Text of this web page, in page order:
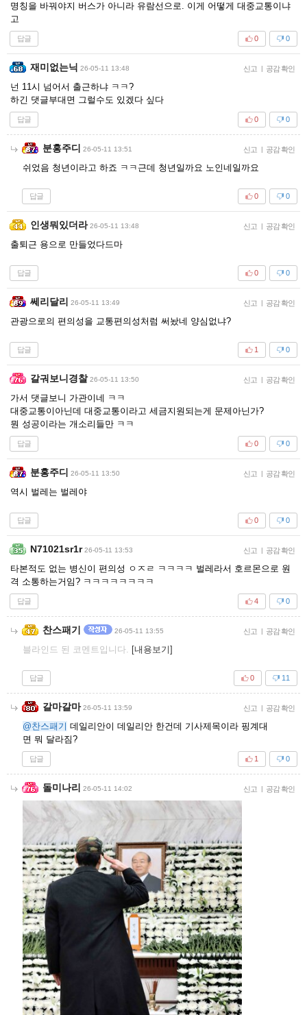
명칭을 바꿔야지 버스가 아니라 유람선으로. 이게 어떻게 대중교통이냐
고
답글 0
0
재미없는닉 26-05-11 13:48 신고 | 공감 확인
넌 11시 넘어서 출근하냐 ㅋㅋ?
하긴 댓글부대면 그럴수도 있겠다 싶다
답글 0
0
분홍주디 26-05-11 13:51 신고 | 공감 확인
쉬었음 청년이라고 하죠 ㅋㅋ근데 청년일까요 노인네일까요
답글 0
0
인생뭐있더라 26-05-11 13:48 신고 | 공감 확인
출퇴근 용으로 만들었다드마
답글 0
0
쎄리달리 26-05-11 13:49 신고 | 공감 확인
관광으로의 편의성을 교통편의성처럼 써놨네 양심없냐?
답글 0
1
갈궈보니경찰 26-05-11 13:50 신고 | 공감 확인
가서 댓글보니 가관이네 ㅋㅋ
대중교통이아닌데 대중교통이라고 세금지원되는게 문제아닌가?
뭔 성공이라는 개소리들만 ㅋㅋ
답글 0
0
분홍주디 26-05-11 13:50 신고 | 공감 확인
역시 벌레는 벌레야
답글 0
0
N71021sr1r 26-05-11 13:53 신고 | 공감 확인
타본적도 없는 병신이 편의성 ㅇㅈㄹ ㅋㅋㅋㅋ 벌레라서 호르몬으로 원
격 소통하는거임? ㅋㅋㅋㅋㅋㅋㅋㅋ
답글 0
4
찬스패기 26-05-11 13:55 신고 | 공감 확인
블라인드 된 코멘트입니다. [내용보기]
답글 11
0
갈마갈마 26-05-11 13:59 신고 | 공감 확인
@찬스패기 데일리안이 데일리안 한건데 기사제목이라 핑계대
면 뭐 달라짐?
답글 0
1
돌미나리 26-05-11 14:02 신고 | 공감 확인